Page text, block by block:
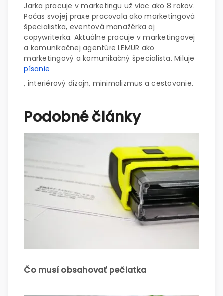
Jarka pracuje v marketingu už viac ako 8 rokov.
Počas svojej praxe pracovala ako marketingová
špecialistka, eventová manažérka aj
copywriterka. Aktuálne pracuje v marketingovej
a komunikačnej agentúre LEMUR ako
marketingový a komunikačný špecialista. Miluje
písanie
, interiérový dizajn, minimalizmus a cestovanie.
Podobné články
Čo musí obsahovať pečiatka